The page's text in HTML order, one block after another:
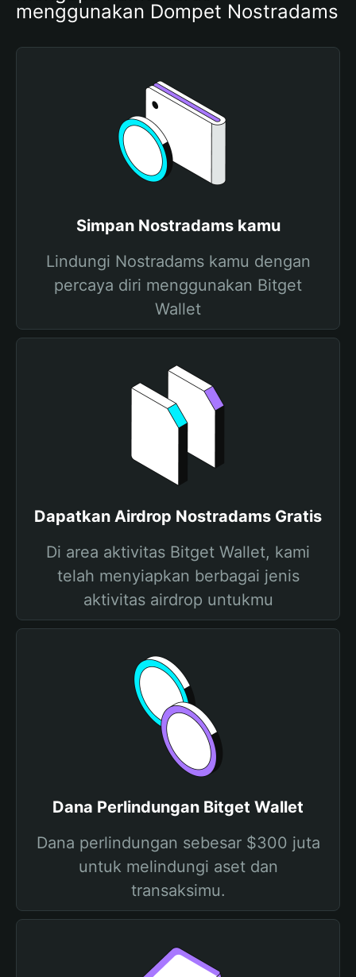
menggunakan Dompet Nostradams
Simpan Nostradams kamu
Lindungi Nostradams kamu dengan
percaya diri menggunakan Bitget
Wallet
Dapatkan Airdrop Nostradams Gratis
Di area aktivitas Bitget Wallet, kami
telah menyiapkan berbagai jenis
aktivitas airdrop untukmu
Dana Perlindungan Bitget Wallet
Dana perlindungan sebesar $300 juta
untuk melindungi aset dan
transaksimu.